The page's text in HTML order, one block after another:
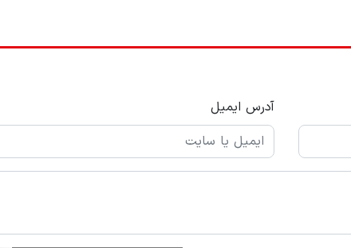
آدرس ایمیل